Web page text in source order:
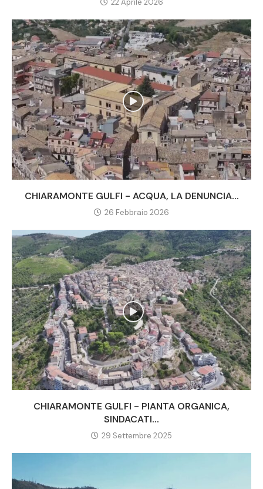
22 Aprile 2026
CHIARAMONTE GULFI - ACQUA, LA DENUNCIA...
26 Febbraio 2026
CHIARAMONTE GULFI - PIANTA ORGANICA,
SINDACATI...
29 Settembre 2025